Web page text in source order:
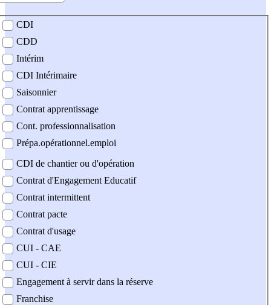
contrat
CDI
CDD
Intérim
CDI Intérimaire
Saisonnier
Contrat apprentissage
Cont. professionnalisation
Prépa.opérationnel.emploi
CDI de chantier ou d'opération
Contrat d'Engagement Educatif
Contrat intermittent
Contrat pacte
Contrat d'usage
CUI - CAE
CUI - CIE
Engagement à servir dans la réserve
Franchise